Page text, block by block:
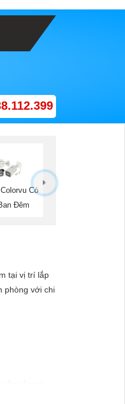
Có
Đêm
tại vị trí lắp
phòng với chi